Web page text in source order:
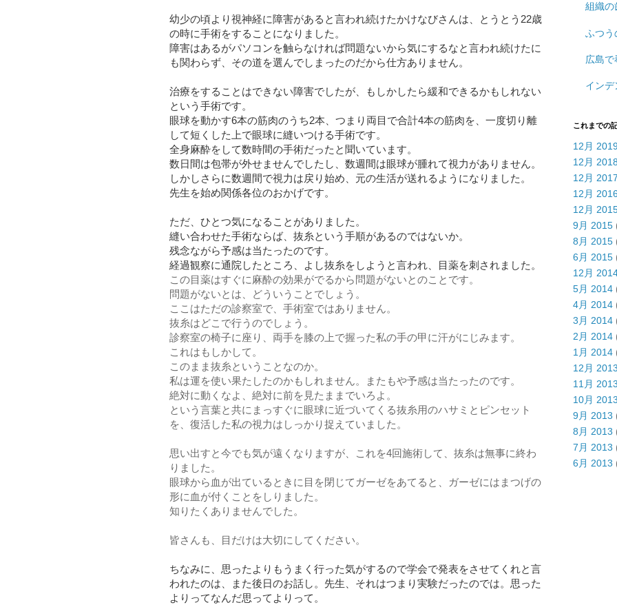
幼少の頃より視神経に障害があると言われ続けたかけなびさんは、とうとう22歳
の時に手術をすることになりました。
障害はあるがパソコンを触らなければ問題ないから気にするなと言われ続けたに
も関わらず、その道を選んでしまったのだから仕方ありません。
治療をすることはできない障害でしたが、もしかしたら緩和できるかもしれない
という手術です。
眼球を動かす6本の筋肉のうち2本、つまり両目で合計4本の筋肉を、一度切り離
して短くした上で眼球に縫いつける手術です。
全身麻酔をして数時間の手術だったと聞いています。
数日間は包帯が外せませんでしたし、数週間は眼球が腫れて視力がありません。
しかしさらに数週間で視力は戻り始め、元の生活が送れるようになりました。
先生を始め関係各位のおかげです。
ただ、ひとつ気になることがありました。
縫い合わせた手術ならば、抜糸という手順があるのではないか。
残念ながら予感は当たったのです。
経過観察に通院したところ、よし抜糸をしようと言われ、目薬を刺されました。
この目薬はすぐに麻酔の効果がでるから問題がないとのことです。
問題がないとは、どういうことでしょう。
ここはただの診察室で、手術室ではありません。
抜糸はどこで行うのでしょう。
診察室の椅子に座り、両手を膝の上で握った私の手の甲に汗がにじみます。
これはもしかして。
このまま抜糸ということなのか。
私は運を使い果たしたのかもしれません。またもや予感は当たったのです。
絶対に動くなよ、絶対に前を見たままでいろよ。
という言葉と共にまっすぐに眼球に近づいてくる抜糸用のハサミとピンセット
を、復活した私の視力はしっかり捉えていました。
思い出すと今でも気が遠くなりますが、これを4回施術して、抜糸は無事に終わ
りました。
眼球から血が出ているときに目を閉じてガーゼをあてると、ガーゼにはまつげの
形に血が付くことをしりました。
知りたくありませんでした。
皆さんも、目だけは大切にしてください。
ちなみに、思ったよりもうまく行った気がするので学会で発表をさせてくれと言
われたのは、また後日のお話し。先生、それはつまり実験だったのでは。思った
よりってなんだ思ってよりって。
組織の
ふつう
広島で
インデ
これまでの
12月
12月 2018
12月 2017
12月 2016
12月
9月 2015
8月 2015
6月 2015
12月
5月 2014
4月 2014
3月 2014
2月 2014
1月 2014
12月 2013
11月 2013
10月 2013
9月 2013
8月 2013
7月 2013
6月 2013